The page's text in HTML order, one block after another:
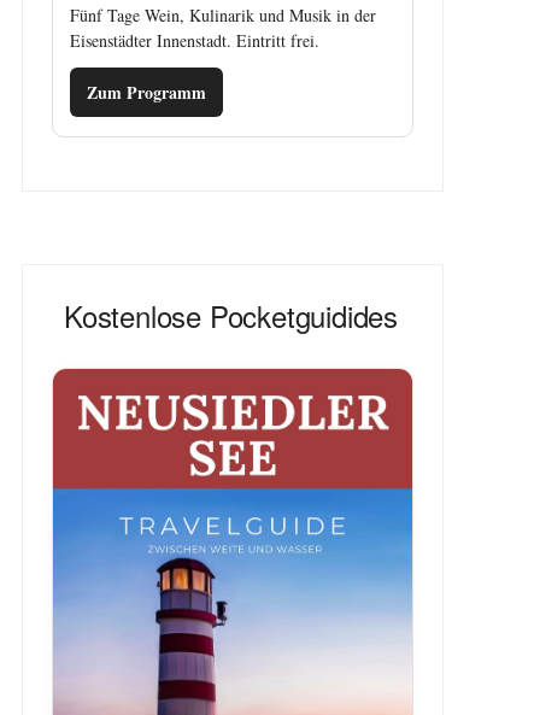
Fünf Tage Wein, Kulinarik und Musik in der
Eisenstädter Innenstadt. Eintritt frei.
Zum Programm
Kostenlose Pocketguidides